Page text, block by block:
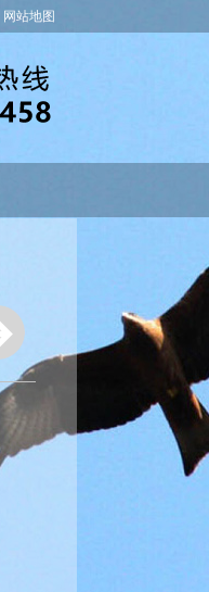
网站地图